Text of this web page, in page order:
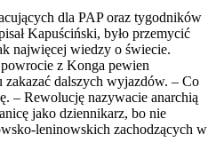
dla PAP oraz tygodników
Kapuściński, było przemycić
najwięcej wiedzy o świecie.
z Konga pewien
dalszych wyjazdów. – Co
– Rewolucję nazywacie anarchią
jako dziennikarz, bo nie
leninowskich zachodzących w